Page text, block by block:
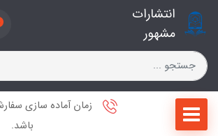
انتشارات
مشهور
باشد.